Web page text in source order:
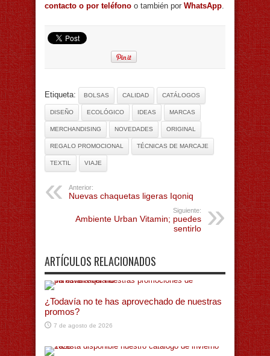
contacto o por teléfono o también por WhatsApp.
Etiqueta: BOLSAS CALIDAD CATÁLOGOS
DISEÑO ECOLÓGICO IDEAS MARCAS
MERCHANDISING NOVEDADES ORIGINAL
REGALO PROMOCIONAL TÉCNICAS DE MARCAJE
TEXTIL VIAJE
Anterior:
Nuevas chaquetas ligeras Iqoniq
Siguiente:
Ambiente Urban Vitamin; puedes
sentirlo
ARTÍCULOS RELACIONADOS
¿Todavía no te has aprovechado de nuestras
promos?
7 de agosto de 2026